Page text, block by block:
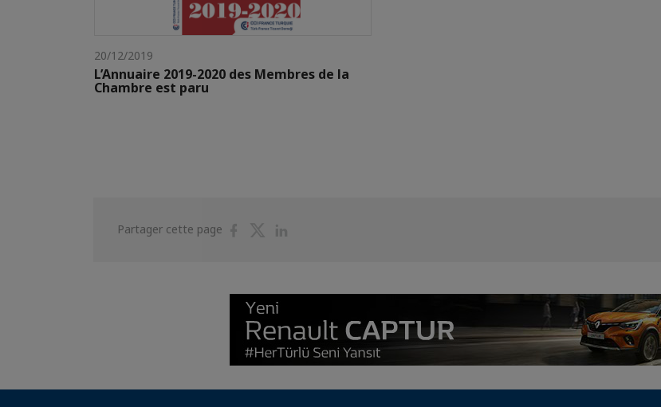
20/12/2019
L’Annuaire 2019-2020 des Membres de la
Chambre est paru
Partager cette page
PartagerPartager